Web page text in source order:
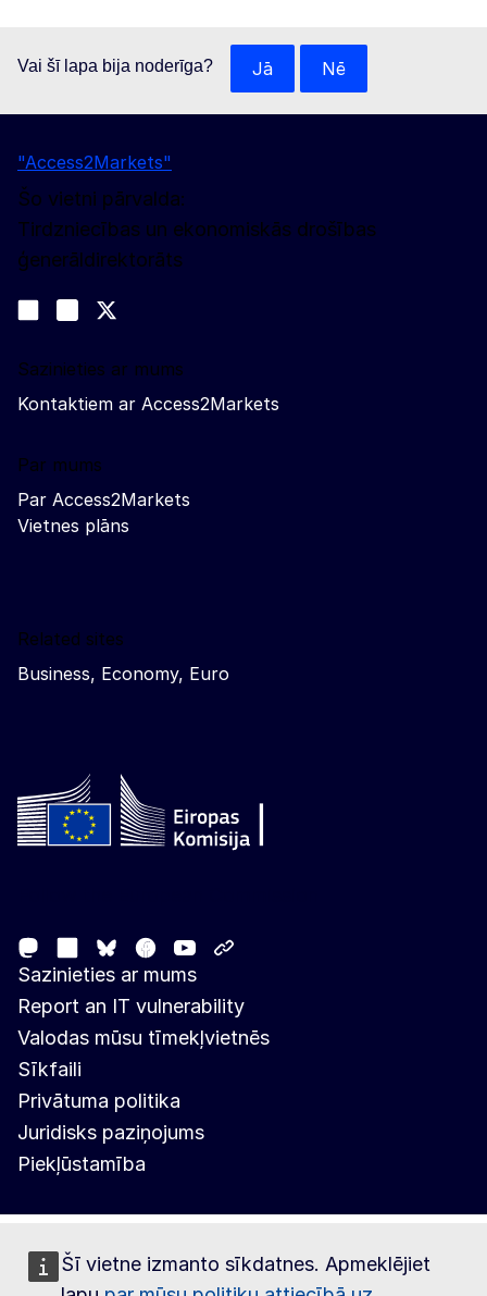
Šī vietne izmanto sīkdatnes. Apmeklējiet
Vai šī lapa bija noderīga? Jā Nē
"Access2Markets"
Šo vietni pārvalda:
Tirdzniecības un ekonomiskās drošības
ģenerāldirektorāts
Join us on LinkedIn
Trade-Off podcast
Sazinieties ar mums
Kontaktiem ar Access2Markets
Par mums
Par Access2Markets
Vietnes plāns
Related sites
Business, Economy, Euro
MastodonLinkedIn
Bluesky
Facebook
Youtube
Sazinieties ar mums
Report an IT vulnerability
Valodas mūsu tīmekļvietnēs
Sīkfaili
Privātuma politika
Juridisks paziņojums
Piekļūstamība